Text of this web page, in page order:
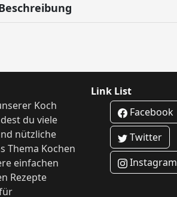
Koch
du viele
nützliche
Thema Kochen
einfachen
Rezepte
Link List
Facebook
Twitter
Instagram